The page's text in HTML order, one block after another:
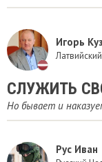
Игорь
СЛУЖИТЬ
Но бывает и
Рус Иван